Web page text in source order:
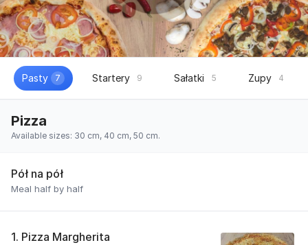
Pasty 7 Startery 9 Sałatki 5 Zupy 4
Pizza
Available sizes: 30 cm, 40 cm, 50 cm.
Pół na pół
Meal half by half
1. Pizza Margherita